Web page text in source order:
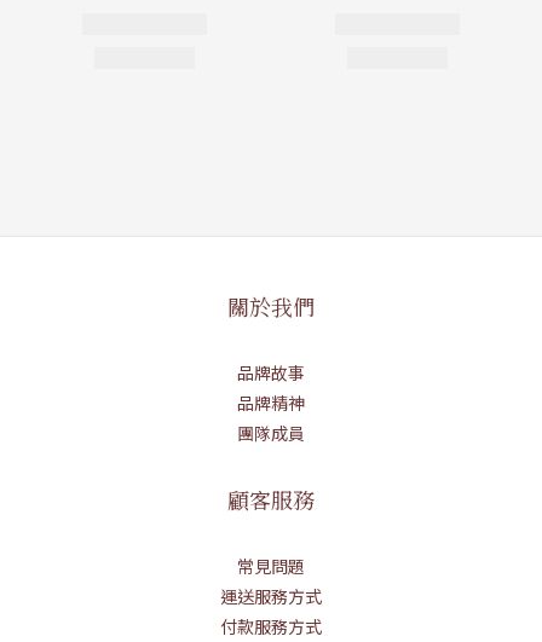
關於我們
品牌故事
品牌精神
團隊成員
顧客服務
常見問題
運送服務方式
付款服務方式